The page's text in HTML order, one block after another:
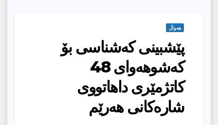
هەواڵ
پێشبینی كەشناسی بۆ
كەشوهەوای 48
کاتژمێرى داهاتووى
شارەکانى هەرێم